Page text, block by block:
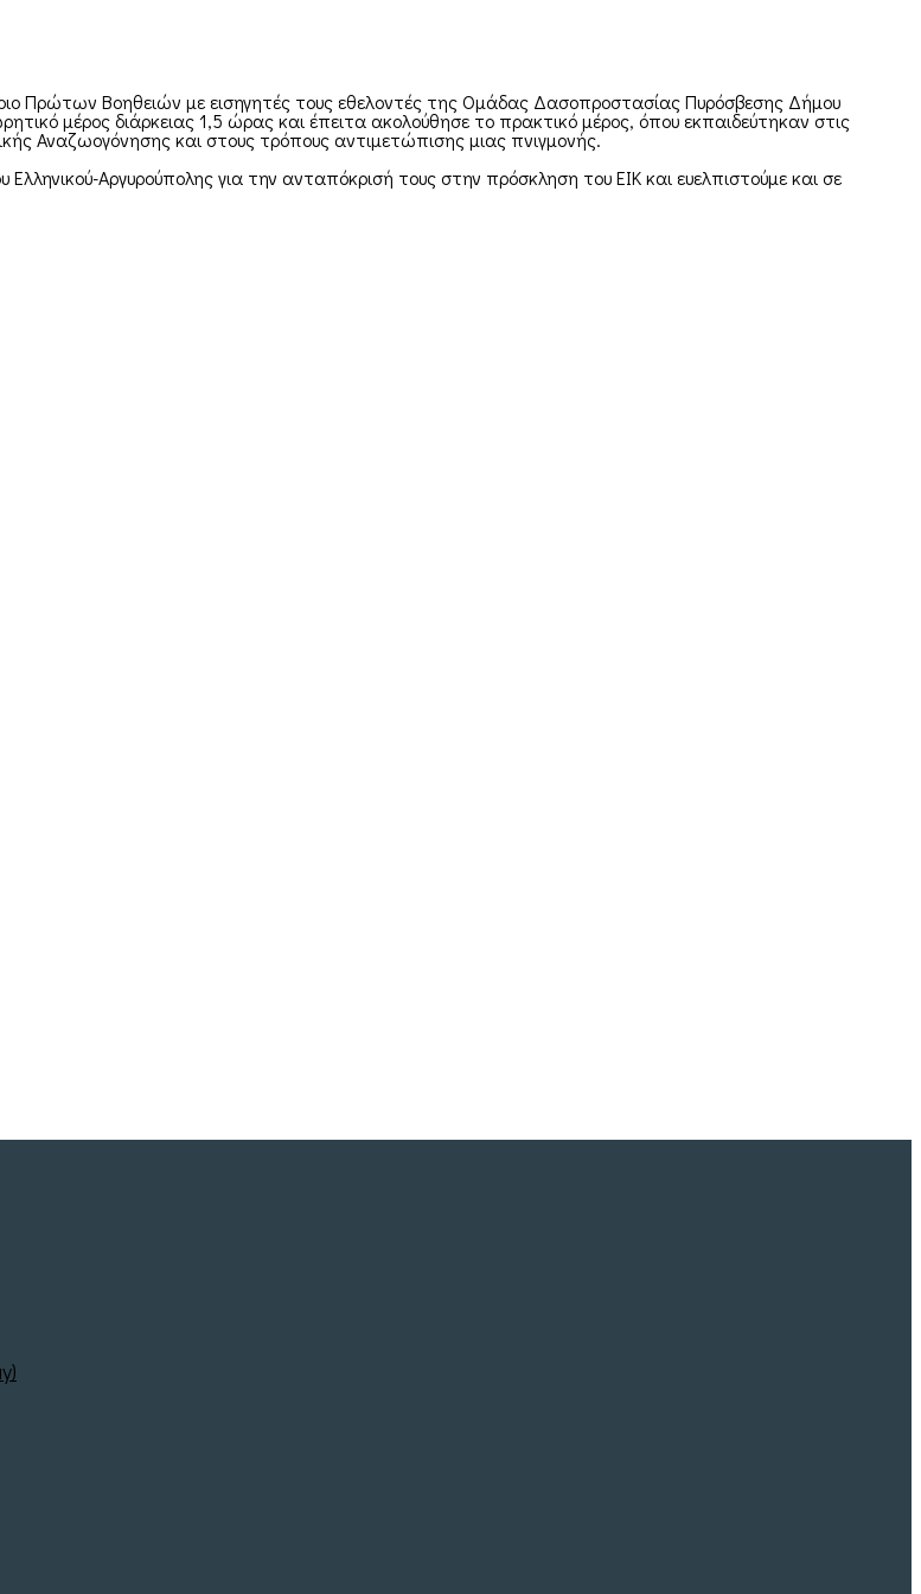
Πρώτων Βοηθειών με εισηγητές τους εθελοντές της Ομάδας Δασοπροστασίας Πυρόσβεσης Δήμου
μέρος διάρκειας 1,5 ώρας και έπειτα ακολούθησε το πρακτικό μέρος, όπου εκπαιδεύτηκαν στις
Αναζωογόνησης και στους τρόπους αντιμετώπισης μιας πνιγμονής.
Αργυρούπολης για την ανταπόκρισή τους στην πρόσκληση του ΕΙΚ και ευελπιστούμε και σε